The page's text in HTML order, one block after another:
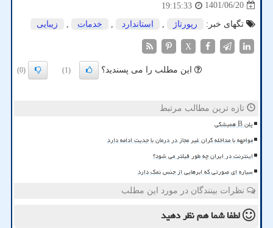
1401/06/20
19:15:33
تگهای خبر:
رپورتاژ , استاندارد , خدمات , زیبایی
X
این مطلب را می پسندید؟ (1)
(0)
تازه ترین مطالب مرتبط
پلن B همیشگی
مواجهه با مداخله گران غیر مجاز در درمان با جدیت ادامه دارد
اینترنت در ایران چه طور فیلتر می شود؟
سیاره ای صورتی که ابرهایی از جنس نمک دارد
نظرات بینندگان در مورد این مطلب
لطفا شما همنظر دهید